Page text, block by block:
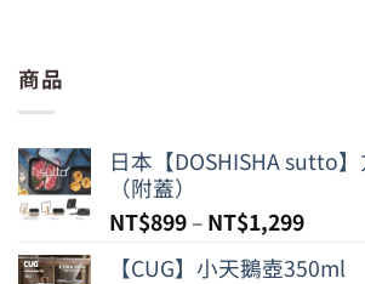
商品
日本【DOSHISHA sutto
（附蓋）
NT$899– NT$1,299
【CUG】小天鵝壺350ml